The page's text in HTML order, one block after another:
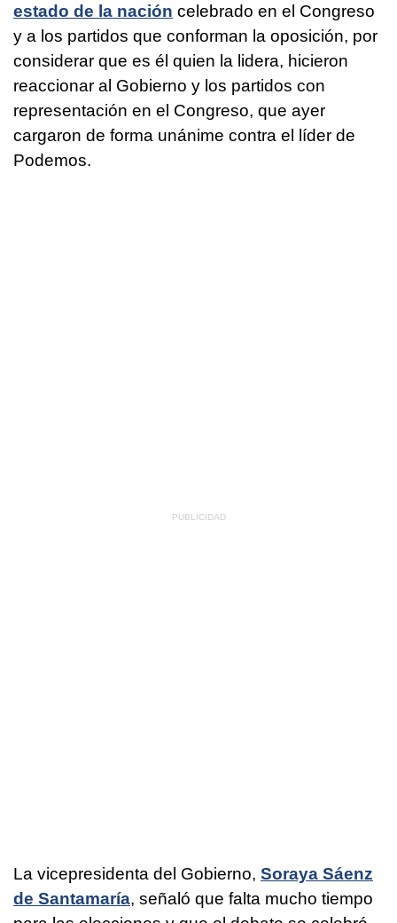
estado de la nación celebrado en el Congreso
y a los partidos que conforman la oposición, por
considerar que es él quien la lidera, hicieron
reaccionar al Gobierno y los partidos con
representación en el Congreso, que ayer
cargaron de forma unánime contra el líder de
Podemos.
La vicepresidenta del Gobierno, Soraya Sáenz
de Santamaría, señaló que falta mucho tiempo